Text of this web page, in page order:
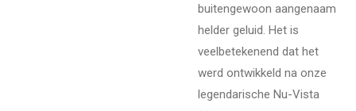
buitengewoon aangenaam
helder geluid. Het is
veelbetekenend dat het
werd ontwikkeld na onze
legendarische Nu-Vista